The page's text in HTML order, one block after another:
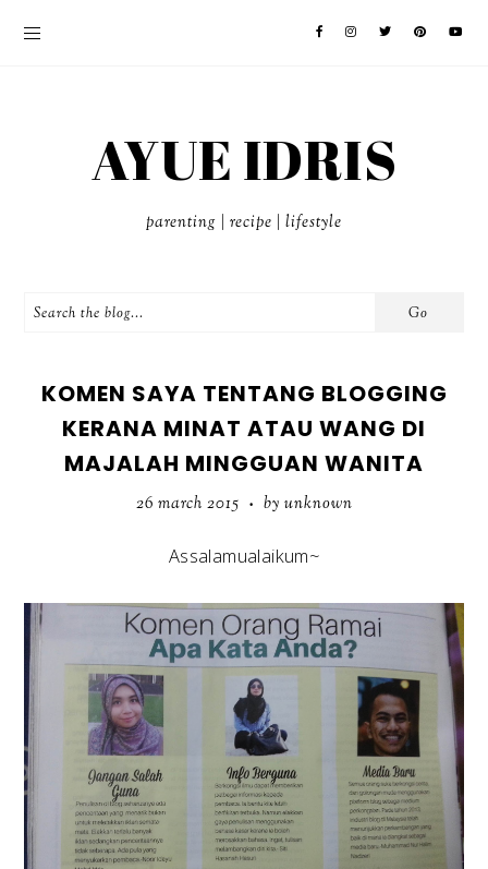
AYUE IDRIS
parenting | recipe | lifestyle
KOMEN SAYA TENTANG BLOGGING
KERANA MINAT ATAU WANG DI
MAJALAH MINGGUAN WANITA
26 march 2015 • by unknown
Assalamualaikum~